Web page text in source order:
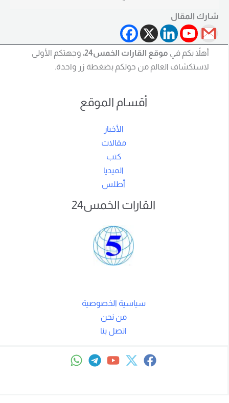
شارك المقال
أهلاً بكم في موقع القارات الخمس24
، وجهتكم الأولى
لاستكشاف العالم من حولكم بضغطة زر واحدة.
أقسام الموقع
الأخبار
مقالات
كتب
الميديا
أطلس
القارات الخمس24
سياسية الخصوصية
من نحن
اتصل بنا